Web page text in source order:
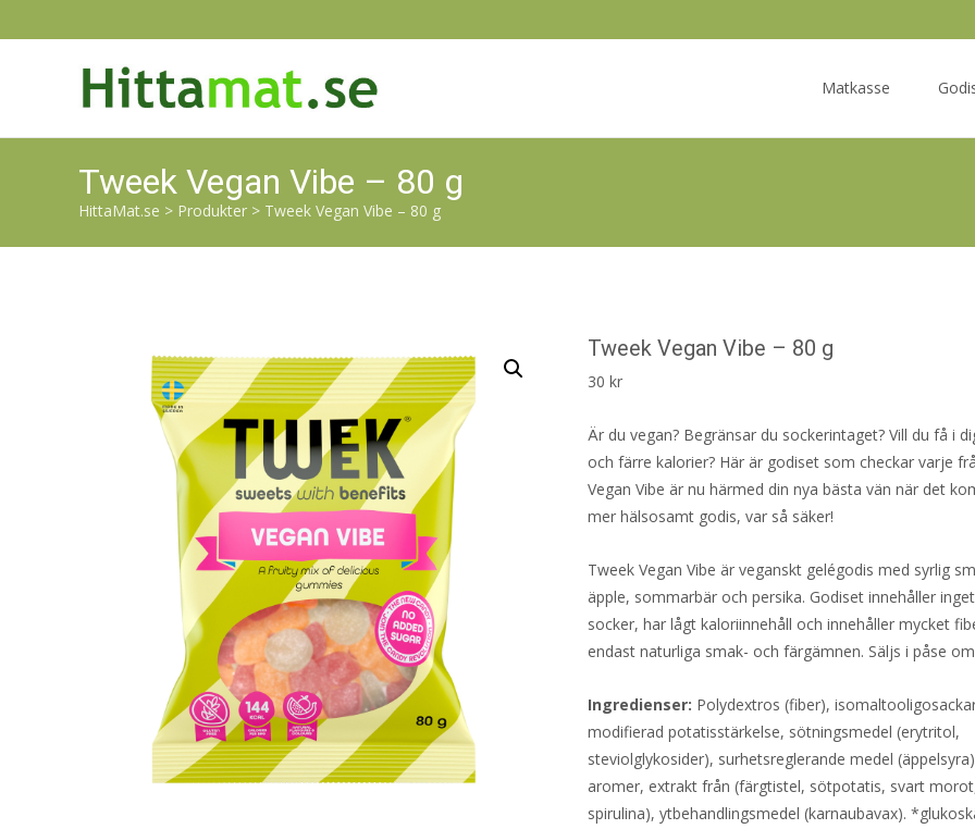
Matkasse
Tweek Vegan Vibe – 80 g
HittaMat.se > Produkter > Tweek Vegan Vibe – 80 g
Tweek Vegan Vibe – 80 g
30 kr
Är du vegan? Begränsar du sockerintaget? Vill du få i
och färre kalorier? Här är godiset som checkar varje
Vegan Vibe är nu härmed din nya bästa vän när det
mer hälsosamt godis, var så säker!
Tweek Vegan Vibe är veganskt gelégodis med syrlig
äpple, sommarbär och persika. Godiset innehåller
socker, har lågt kaloriinnehåll och innehåller mycket
endast naturliga smak- och färgämnen. Säljs i påse
Ingredienser: Polydextros (fiber),
modifierad potatisstärkelse, sötningsmedel (erytritol,
steviolglykosider), surhetsreglerande medel
aromer, extrakt från (färgtistel, sötpotatis, svart
spirulina), ytbehandlingsmedel (karnaubavax).